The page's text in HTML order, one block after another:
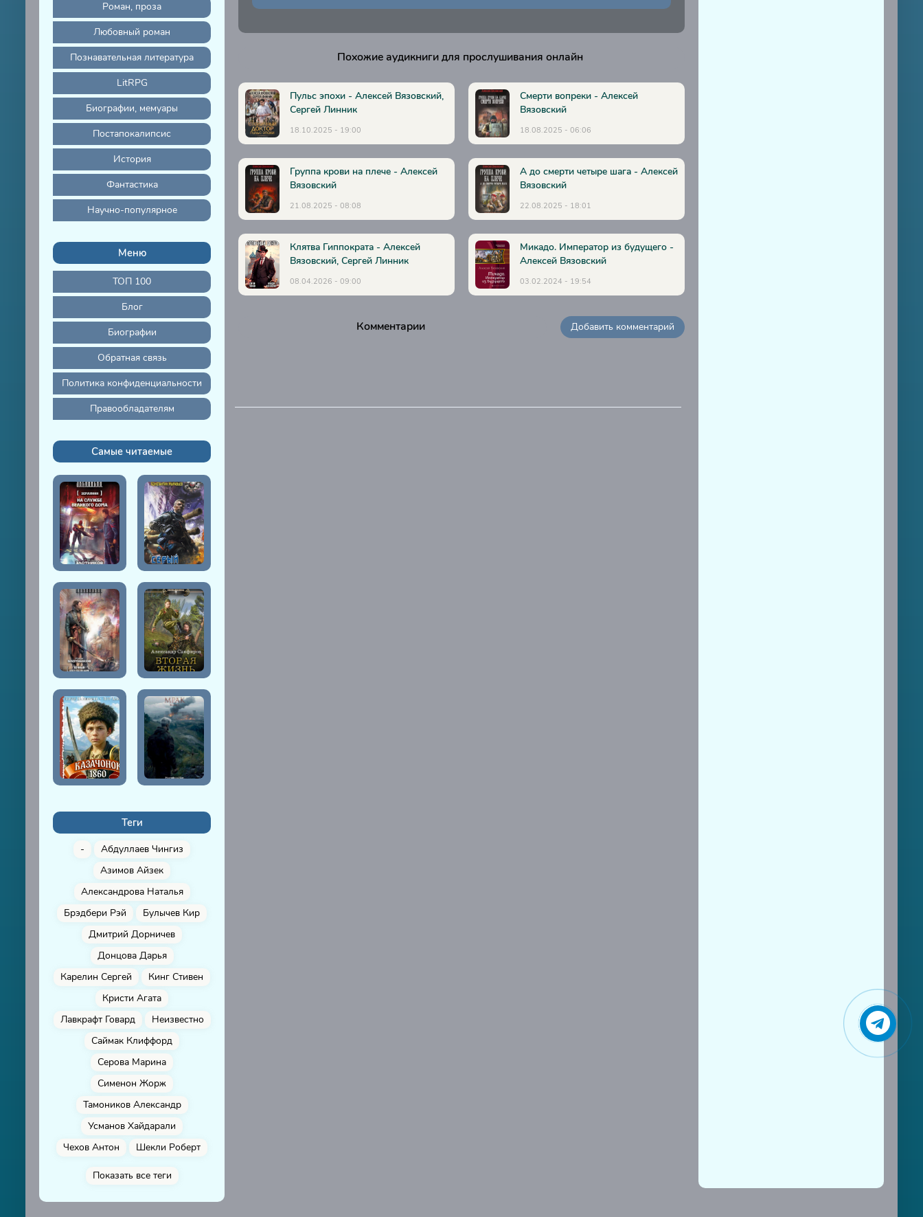
Роман, проза
Любовный роман
Познавательная литература
LitRPG
Биографии, мемуары
Постапокалипсис
История
Фантастика
Научно-популярное
Меню
ТОП 100
Блог
Биографии
Обратная связь
Политика конфиденциальности
Правообладателям
Самые читаемые
Теги
-
Абдуллаев Чингиз
Азимов Айзек
Александрова Наталья
Брэдбери Рэй
Булычев Кир
Дмитрий Дорничев
Донцова Дарья
Карелин Сергей
Кинг Стивен
Кристи Агата
Лавкрафт Говард
Неизвестно
Саймак Клиффорд
Серова Марина
Сименон Жорж
Тамоников Александр
Усманов Хайдарали
Чехов Антон
Шекли Роберт
Показать все теги
19
Похожие аудикниги для прослушивания онлайн
Пульс эпохи - Алексей Вязовский,
Сергей Линник
18.10.2025 - 19:00
Смерти вопреки - Алексей
Вязовский
18.08.2025 - 06:06
Группа крови на плече - Алексей
Вязовский
21.08.2025 - 08:08
А до смерти четыре шага - Алексей
Вязовский
22.08.2025 - 18:01
Клятва Гиппократа - Алексей
Вязовский, Сергей Линник
08.04.2026 - 09:00
Микадо. Император из будущего -
Алексей Вязовский
03.02.2024 - 19:54
Комментарии Добавить комментарий